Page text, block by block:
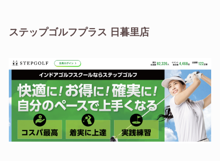
ステップゴルフプラス 日暮里店